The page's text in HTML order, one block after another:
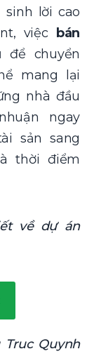
lời cao
việc
bán
để chuyển
mang lại
nhà đầu
ngay
sản sang
thời điểm
về dự án
Truc Quynh